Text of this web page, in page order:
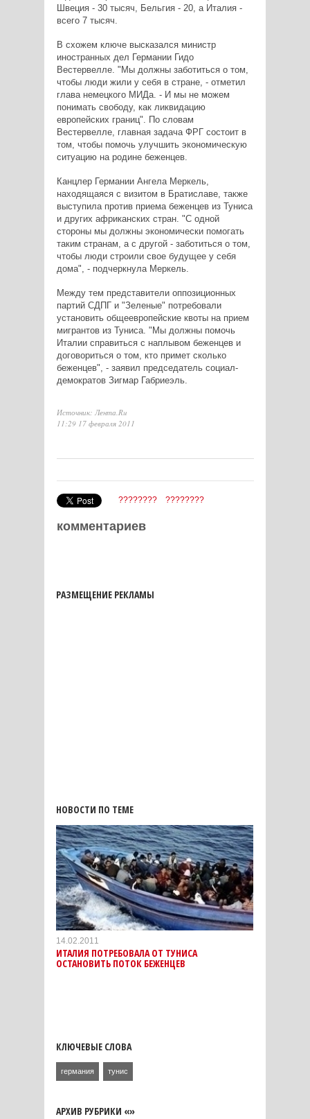
Швеция - 30 тысяч, Бельгия - 20, а Италия -
всего 7 тысяч.
В схожем ключе высказался министр
иностранных дел Германии Гидо
Вестервелле. "Мы должны заботиться о том,
чтобы люди жили у себя в стране, - отметил
глава немецкого МИДа. - И мы не можем
понимать свободу, как ликвидацию
европейских границ". По словам
Вестервелле, главная задача ФРГ состоит в
том, чтобы помочь улучшить экономическую
ситуацию на родине беженцев.
Канцлер Германии Ангела Меркель,
находящаяся с визитом в Братиславе, также
выступила против приема беженцев из Туниса
и других африканских стран. "С одной
стороны мы должны экономически помогать
таким странам, а с другой - заботиться о том,
чтобы люди строили свое будущее у себя
дома", - подчеркнула Меркель.
Между тем представители оппозиционных
партий СДПГ и "Зеленые" потребовали
установить общеевропейские квоты на прием
мигрантов из Туниса. "Мы должны помочь
Италии справиться с наплывом беженцев и
договориться о том, кто примет сколько
беженцев", - заявил председатель социал-
демократов Зигмар Габриеэль.
Источник: Лента.Ru
11:29 17 февраля 2011
???????? ????????
комментариев
РАЗМЕЩЕНИЕ РЕКЛАМЫ
НОВОСТИ ПО ТЕМЕ
14.02.2011
ИТАЛИЯ ПОТРЕБОВАЛА ОТ ТУНИСА
ОСТАНОВИТЬ ПОТОК БЕЖЕНЦЕВ
КЛЮЧЕВЫЕ СЛОВА
германия тунис
АРХИВ РУБРИКИ «»